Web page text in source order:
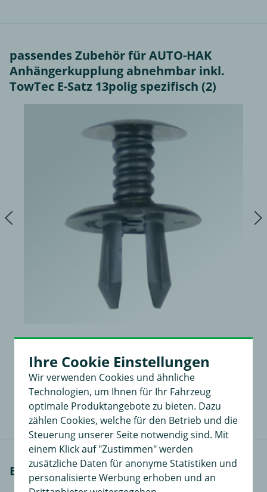
passendes Zubehör für AUTO-HAK
Anhängerkupplung abnehmbar inkl.
TowTec E-Satz 13polig spezifisch (2)
16 teilig
9,99 €
Einbauanleitungen
Ihre Cookie Einstellungen
Wir verwenden Cookies und ähnliche
Technologien, um Ihnen für Ihr Fahrzeug
optimale Produktangebote zu bieten. Dazu
zählen Cookies, welche für den Betrieb und die
Steuerung unserer Seite notwendig sind. Mit
einem Klick auf "Zustimmen" werden
zusätzliche Daten für anonyme Statistiken und
personalisierte Werbung erhoben und an